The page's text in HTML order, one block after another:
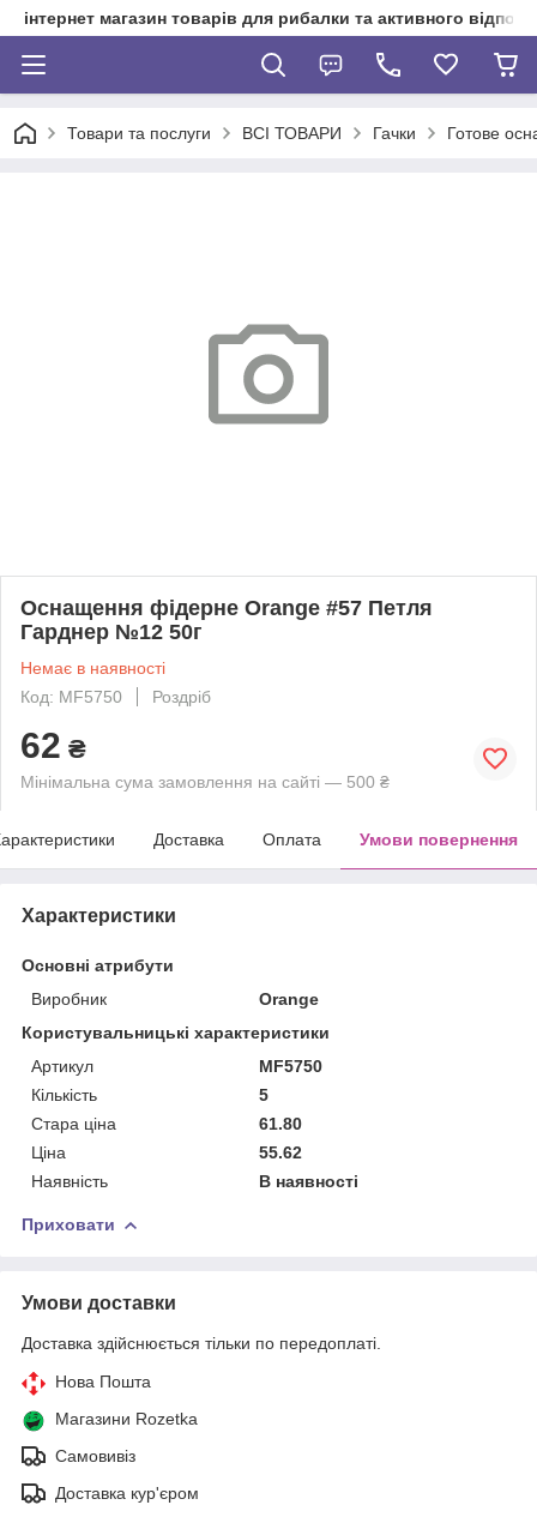
інтернет магазин товарів для рибалки та активного
Товари та послуги ВСІ ТОВАРИ Гачки Готове
Оснащення фідерне Orange #57 Петля
Гарднер №12 50г
Немає в наявності
Код: MF5750
Роздріб
62 ₴
Мінімальна сума замовлення на сайті — 500 ₴
Доставка Оплата Умови повернення
Характеристики
Основні атрибути
Виробник
Orange
Користувальницькі характеристики
Артикул
MF5750
Кількість
5
Стара ціна
61.80
Ціна
55.62
Наявність
В наявності
Приховати
Умови доставки
Доставка здійснюється тільки по передоплаті.
Нова Пошта
Магазини Rozetka
Самовивіз
Доставка кур'єром